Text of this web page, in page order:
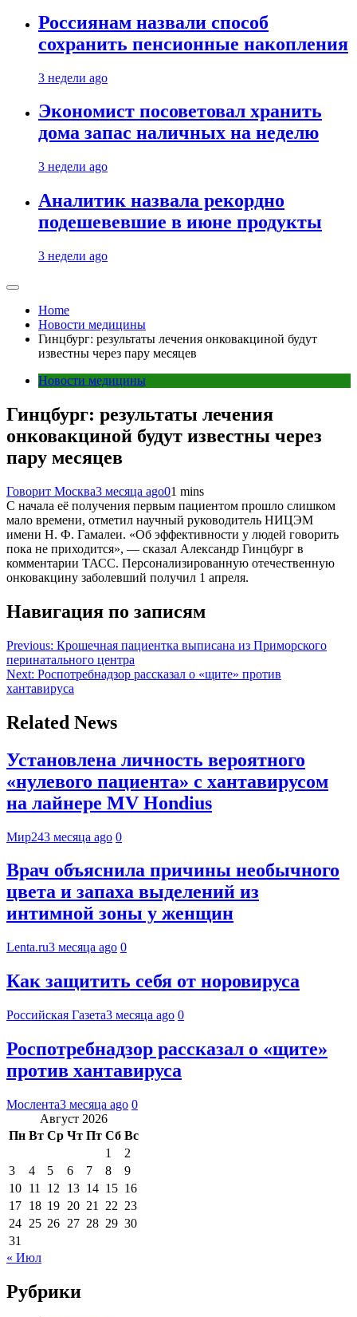
Россиянам назвали способ
сохранить пенсионные накопления
3 недели ago
Экономист посоветовал хранить
дома запас наличных на неделю
3 недели ago
Аналитик назвала рекордно
подешевевшие в июне продукты
3 недели ago
Home
Новости медицины
Гинцбург: результаты лечения онковакциной будут
известны через пару месяцев
Новости медицины
Гинцбург: результаты лечения
онковакциной будут известны через
пару месяцев
Говорит Москва3 месяца ago01 mins
С начала её получения первым пациентом прошло слишком
мало времени, отметил научный руководитель НИЦЭМ
имени Н. Ф. Гамалеи. «Об эффективности у людей говорить
пока не приходится», — сказал Александр Гинцбург в
комментарии ТАСС. Персонализированную отечественную
онковакцину заболевший получил 1 апреля.
Навигация по записям
Previous: Крошечная пациентка выписана из Приморского
перинатального центра
Next: Роспотребнадзор рассказал о «щите» против
хантавируса
Related News
Установлена личность вероятного
«нулевого пациента» с хантавирусом
на лайнере MV Hondius
Мир243 месяца ago 0
Врач объяснила причины необычного
цвета и запаха выделений из
интимной зоны у женщин
Lenta.ru3 месяца ago 0
Как защитить себя от норовируса
Российская Газета3 месяца ago 0
Роспотребнадзор рассказал о «щите»
против хантавируса
Мослента3 месяца ago 0
Август 2026
Пн Вт Ср Чт Пт Сб Вс
1
2
3
4 5 6 7 8
9
10 11 12 13 14 15 16
17 18 19 20 21 22 23
24 25 26 27 28 29 30
31
« Июл
Рубрики